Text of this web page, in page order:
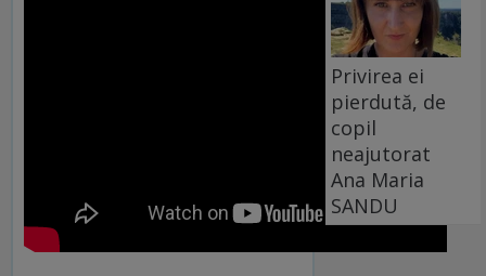
Privirea ei
pierdută, de
copil
neajutorat
Ana Maria
SANDU